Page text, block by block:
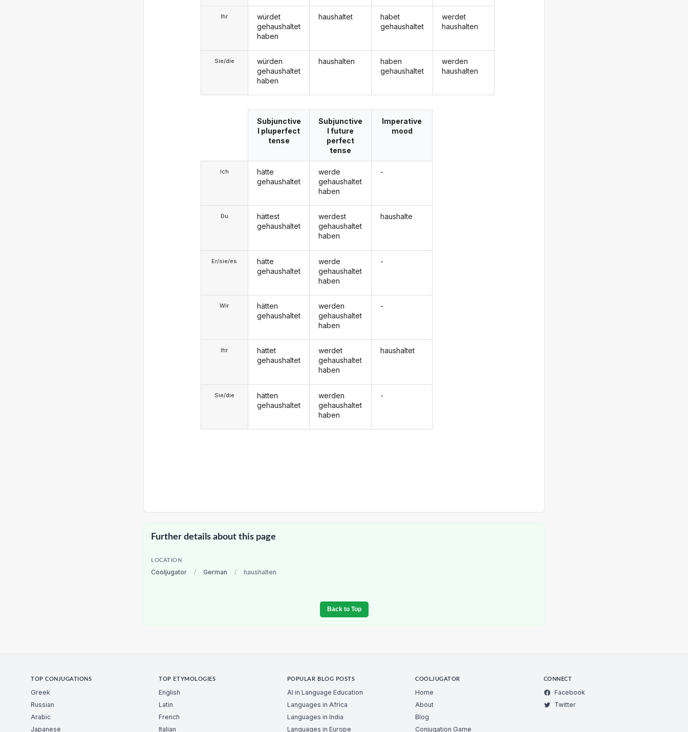
Ihr
Sie/die
würdet
gehaushaltet
haben
würden
gehaushaltet
haben
haushaltet
haushalten
habet
gehaushaltet
haben
gehaushaltet
werdet
haushalten
werden
haushalten
Ich
Du
Er/sie/es
Wir
Ihr
Sie/die
Subjunctive
I pluperfect
tense
hätte
gehaushaltet
hättest
gehaushaltet
hätte
gehaushaltet
hätten
gehaushaltet
hättet
gehaushaltet
hätten
gehaushaltet
Subjunctive
I future
perfect
tense
werde
gehaushaltet
haben
werdest
gehaushaltet
haben
werde
gehaushaltet
haben
werden
gehaushaltet
haben
werdet
gehaushaltet
haben
werden
gehaushaltet
haben
Imperative
mood
-
haushalte
-
-
haushaltet
-
Further details about this page
LOCATION
Cooljugator / German / haushalten
Back to Top
TOP CONJUGATIONS
Greek
Russian
Arabic
Japanese
TOP ETYMOLOGIES
English
Latin
French
Italian
POPULAR BLOG POSTS
AI in Language Education
Languages in Africa
Languages in India
Languages in Europe
COOLJUGATOR
Home
About
Blog
Conjugation Game
CONNECT
Facebook
Twitter